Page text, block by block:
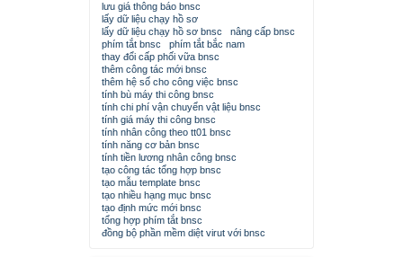
lưu giá thông báo bnsc
lấy dữ liệu chạy hồ sơ
lấy dữ liệu chạy hồ sơ bnsc
nâng cấp bnsc
phím tắt bnsc
phím tắt bắc nam
thay đổi cấp phối vữa bnsc
thêm công tác mới bnsc
thêm hệ số cho công việc bnsc
tính bù máy thi công bnsc
tính chi phí vận chuyển vật liệu bnsc
tính giá máy thi công bnsc
tính nhân công theo tt01 bnsc
tính năng cơ bản bnsc
tính tiền lương nhân công bnsc
tạo công tác tổng hợp bnsc
tạo mẫu template bnsc
tạo nhiều hạng mục bnsc
tạo định mức mới bnsc
tổng hợp phím tắt bnsc
đồng bộ phần mềm diệt virut với bnsc